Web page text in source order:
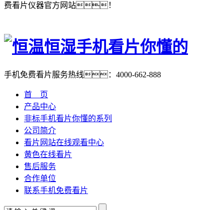
费看片仪器官方网站！
手机免费看片服务热线： 4000-662-888
首 页
产品中心
非标手机看片你懂的系列
公司简介
看片网站在线观看中心
黄色在线看片
售后服务
合作单位
联系手机免费看片